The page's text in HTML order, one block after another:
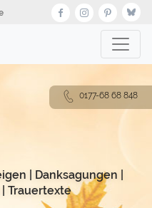
Danksagungen
Trauertexte
0177-68 68 848